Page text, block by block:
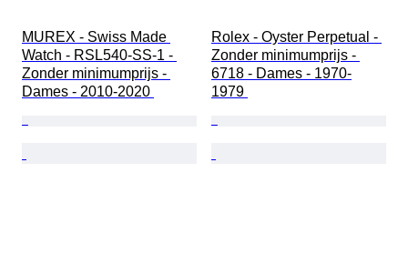
MUREX - Swiss Made
Watch - RSL540-SS-1 -
Zonder minimumprijs -
Dames - 2010-2020
Rolex - Oyster Perpetual -
Zonder minimumprijs -
6718 - Dames - 1970-
1979